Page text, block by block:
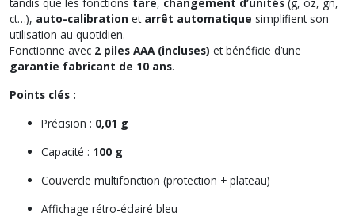
ct…), auto-calibration et arrêt automatique simplifient son
utilisation au quotidien.
Fonctionne avec 2 piles AAA (incluses) et bénéficie d’une
garantie fabricant de 10 ans.
Points clés :
Précision : 0,01 g
Capacité : 100 g
Couvercle multifonction (protection + plateau)
Affichage rétro-éclairé bleu